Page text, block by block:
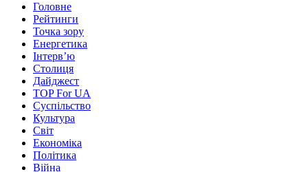
Головне
Рейтинги
Точка зору
Енергетика
Інтерв’ю
Столиця
Дайджест
TOP For UA
Суспiльство
Культура
Світ
Економіка
Політика
Війна